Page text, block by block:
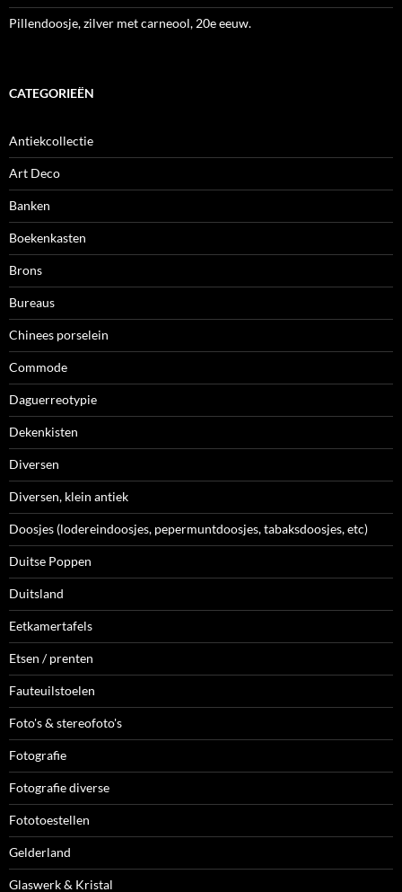
Pillendoosje, zilver met carneool, 20e eeuw.
CATEGORIEËN
Antiekcollectie
Art Deco
Banken
Boekenkasten
Brons
Bureaus
Chinees porselein
Commode
Daguerreotypie
Dekenkisten
Diversen
Diversen, klein antiek
Doosjes (lodereindoosjes, pepermuntdoosjes, tabaksdoosjes, etc)
Duitse Poppen
Duitsland
Eetkamertafels
Etsen / prenten
Fauteuilstoelen
Foto's & stereofoto's
Fotografie
Fotografie diverse
Fototoestellen
Gelderland
Glaswerk & Kristal